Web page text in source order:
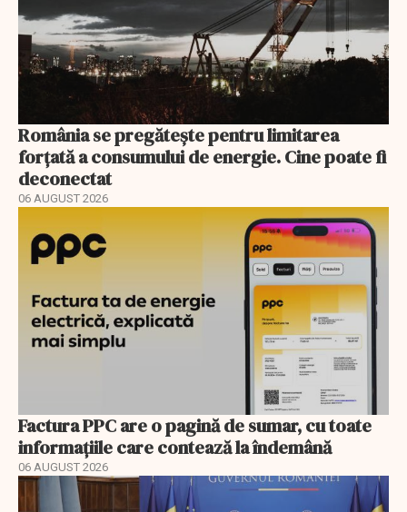
România se pregătește pentru limitarea
forțată a consumului de energie. Cine poate fi
deconectat
06 AUGUST 2026
Factura PPC are o pagină de sumar, cu toate
informațiile care contează la îndemână
06 AUGUST 2026